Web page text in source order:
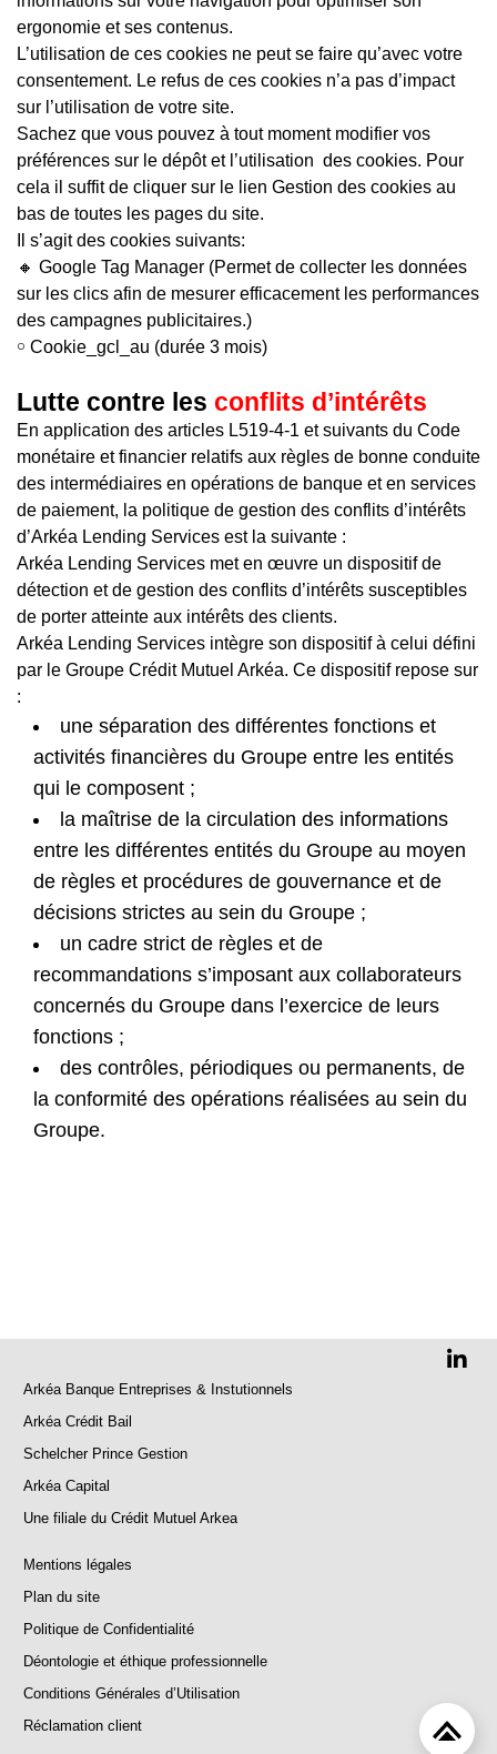
ergonomie et ses contenus.
L’utilisation de ces cookies ne peut se faire qu’avec votre
consentement. Le refus de ces cookies n’a pas d’impact
sur l’utilisation de votre site.
Sachez que vous pouvez à tout moment modifier vos
préférences sur le dépôt et l’utilisation des cookies. Pour
cela il suffit de cliquer sur le lien Gestion des cookies au
bas de toutes les pages du site.
Il s’agit des cookies suivants:
🔸 Google Tag Manager (Permet de collecter les données
sur les clics afin de mesurer efficacement les performances
des campagnes publicitaires.)
￮ Cookie_gcl_au (durée 3 mois)
Lutte contre les conflits d’intérêts
En application des articles L519-4-1 et suivants du Code
monétaire et financier relatifs aux règles de bonne conduite
des intermédiaires en opérations de banque et en services
de paiement, la politique de gestion des conflits d’intérêts
d’Arkéa Lending Services est la suivante :
Arkéa Lending Services met en œuvre un dispositif de
détection et de gestion des conflits d’intérêts susceptibles
de porter atteinte aux intérêts des clients.
Arkéa Lending Services intègre son dispositif à celui défini
par le Groupe Crédit Mutuel Arkéa. Ce dispositif repose sur
:
une séparation des différentes fonctions et
activités financières du Groupe entre les entités
qui le composent ;
la maîtrise de la circulation des informations
entre les différentes entités du Groupe au moyen
de règles et procédures de gouvernance et de
décisions strictes au sein du Groupe ;
un cadre strict de règles et de
recommandations s’imposant aux collaborateurs
concernés du Groupe dans l’exercice de leurs
fonctions ;
des contrôles, périodiques ou permanents, de
la conformité des opérations réalisées au sein du
Groupe.
Arkéa Banque Entreprises & Instutionnels
Arkéa Crédit Bail
Schelcher Prince Gestion
Arkéa Capital
Une filiale du Crédit Mutuel Arkea
Mentions légales
Plan du site
Politique de Confidentialité
Déontologie et éthique professionnelle
Conditions Générales d’Utilisation
Réclamation client